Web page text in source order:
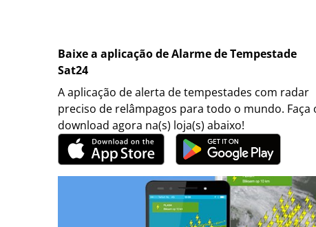
Baixe a aplicação de Alarme de Tempestade
Sat24
A aplicação de alerta de tempestades com radar
preciso de relâmpagos para todo o mundo. Faça
download agora na(s) loja(s) abaixo!